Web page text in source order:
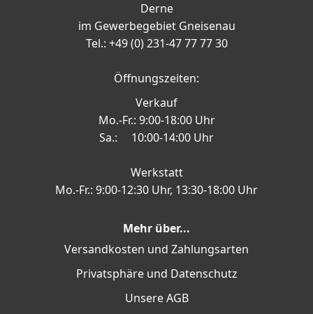
Derne
im Gewerbegebiet Gneisenau
Tel.: +49 (0) 231-47 77 77 30
Öffnungszeiten:
Verkauf
Mo.-Fr.: 9:00-18:00 Uhr
Sa.: 10:00-14:00 Uhr
Werkstatt
Mo.-Fr.: 9:00-12:30 Uhr, 13:30-18:00 Uhr
Mehr über...
Versandkosten und Zahlungsarten
Privatsphäre und Datenschutz
Unsere AGB